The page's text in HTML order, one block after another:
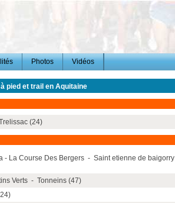
Photos Vidéos
pied et trail en Aquitaine
(24)
- La Course Des Bergers - Saint etienne de baigorry
Verts - Tonneins (47)